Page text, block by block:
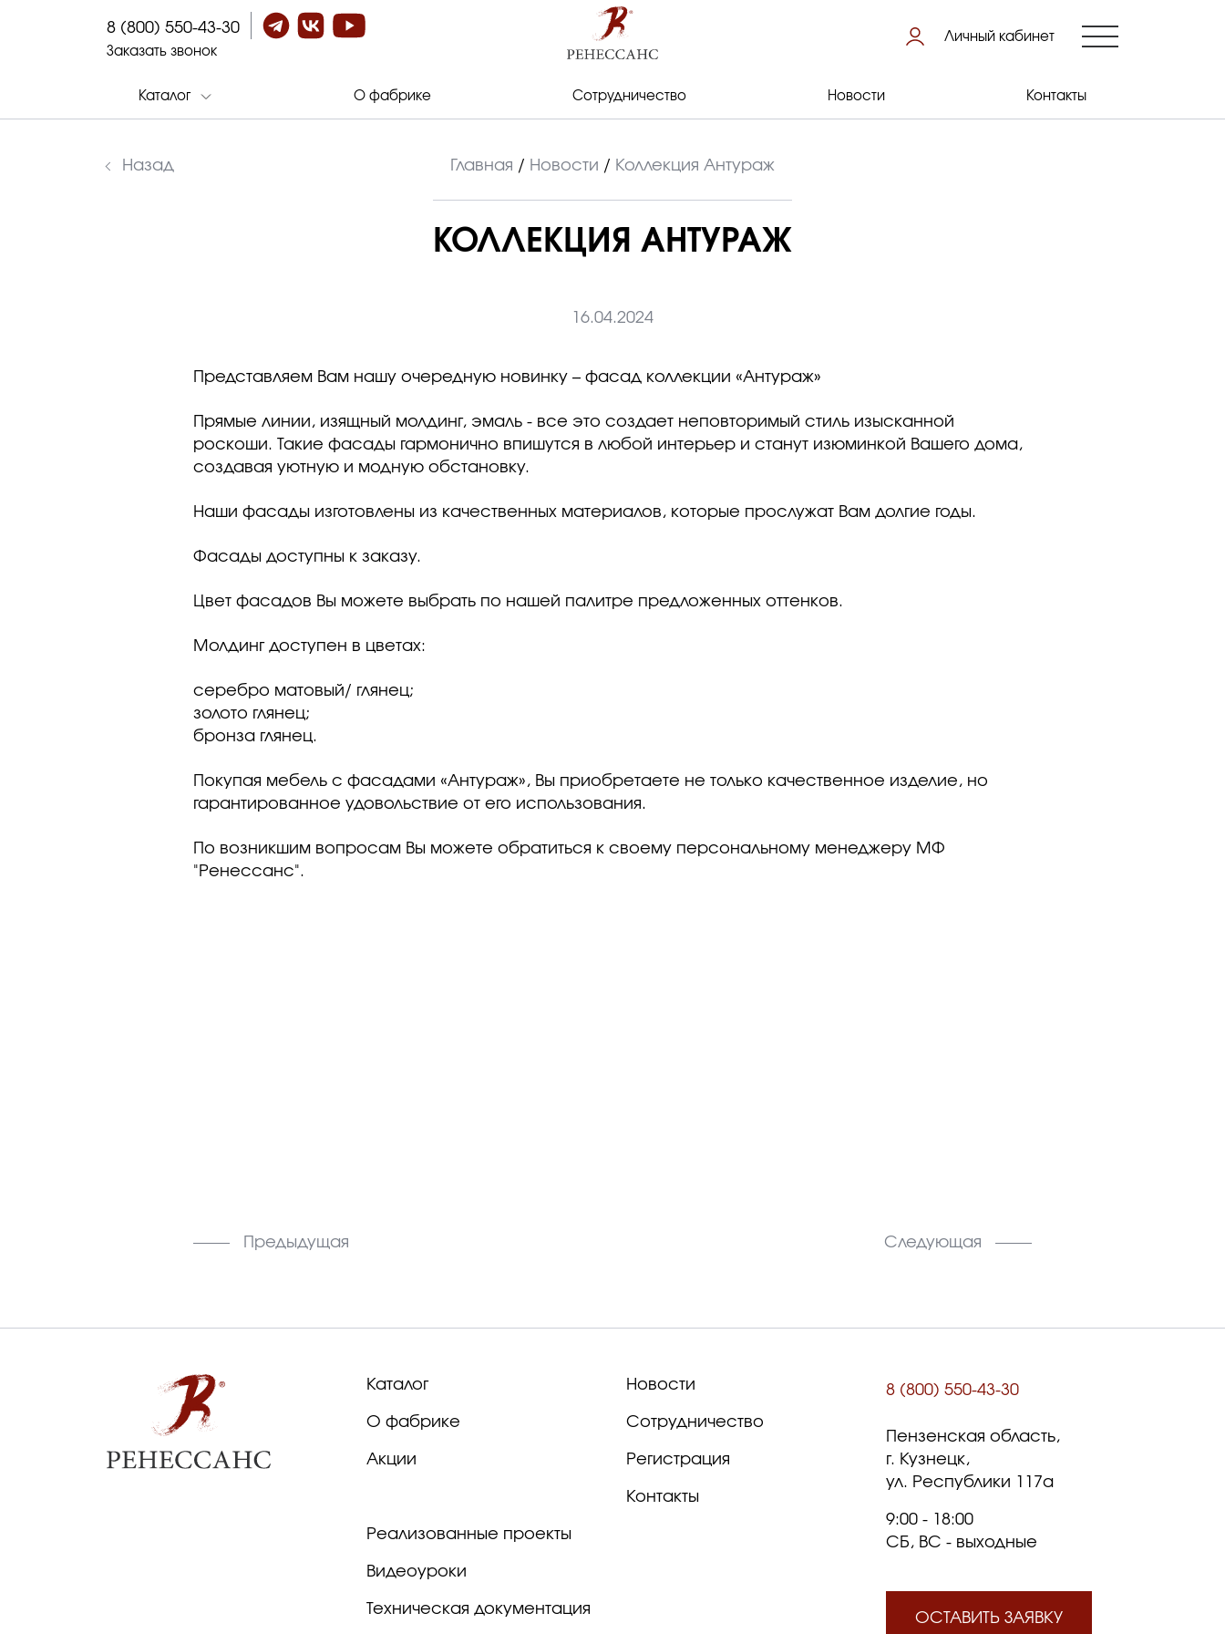
8 (800) 550-43-30
Заказать звонок
Личный кабинет
Каталог О фабрике Сотрудничество Новости Контакты
Назад Главная / Новости / Коллекция Антураж
КОЛЛЕКЦИЯ АНТУРАЖ
16.04.2024
Представляем Вам нашу очередную новинку – фасад коллекции «Антураж»
Прямые линии, изящный молдинг, эмаль - все это создает неповторимый стиль изысканной
роскоши. Такие фасады гармонично впишутся в любой интерьер и станут изюминкой Вашего дома,
создавая уютную и модную обстановку.
Наши фасады изготовлены из качественных материалов, которые прослужат Вам долгие годы.
Фасады доступны к заказу.
Цвет фасадов Вы можете выбрать по нашей палитре предложенных оттенков.
Молдинг доступен в цветах:
серебро матовый/ глянец;
золото глянец;
бронза глянец.
Покупая мебель с фасадами «Антураж», Вы приобретаете не только качественное изделие, но
гарантированное удовольствие от его использования.
По возникшим вопросам Вы можете обратиться к своему персональному менеджеру МФ
"Ренессанс".
Предыдущая Следующая
Каталог
О фабрике
Акции
Новости
Сотрудничество
Регистрация
Контакты
Реализованные проекты
Видеоуроки
Техническая документация
8 (800) 550-43-30
Пензенская область,
г. Кузнецк,
ул. Республики 117а
9:00 - 18:00
СБ, ВС - выходные
ОСТАВИТЬ ЗАЯВКУ